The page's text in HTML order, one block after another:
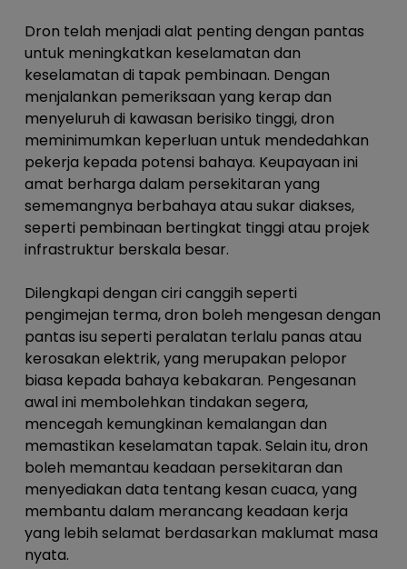
Dron telah menjadi alat penting dengan pantas
untuk meningkatkan keselamatan dan
keselamatan di tapak pembinaan. Dengan
menjalankan pemeriksaan yang kerap dan
menyeluruh di kawasan berisiko tinggi, dron
meminimumkan keperluan untuk mendedahkan
pekerja kepada potensi bahaya. Keupayaan ini
amat berharga dalam persekitaran yang
sememangnya berbahaya atau sukar diakses,
seperti pembinaan bertingkat tinggi atau projek
infrastruktur berskala besar.
Dilengkapi dengan ciri canggih seperti
pengimejan terma, dron boleh mengesan dengan
pantas isu seperti peralatan terlalu panas atau
kerosakan elektrik, yang merupakan pelopor
biasa kepada bahaya kebakaran. Pengesanan
awal ini membolehkan tindakan segera,
mencegah kemungkinan kemalangan dan
memastikan keselamatan tapak. Selain itu, dron
boleh memantau keadaan persekitaran dan
menyediakan data tentang kesan cuaca, yang
membantu dalam merancang keadaan kerja
yang lebih selamat berdasarkan maklumat masa
nyata.